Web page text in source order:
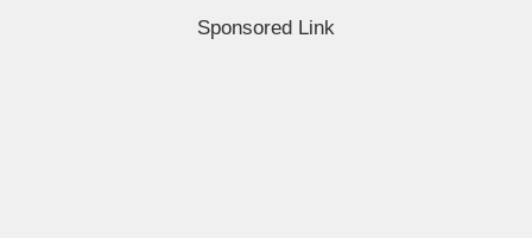
Sponsored Link